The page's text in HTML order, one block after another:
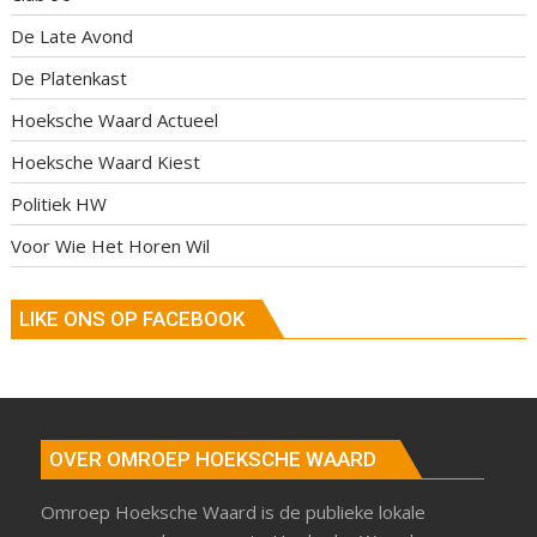
De Late Avond
De Platenkast
Hoeksche Waard Actueel
Hoeksche Waard Kiest
Politiek HW
Voor Wie Het Horen Wil
LIKE ONS OP FACEBOOK
OVER OMROEP HOEKSCHE WAARD
Omroep Hoeksche Waard is de publieke lokale